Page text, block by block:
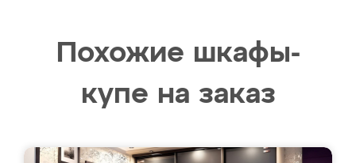
Похожие шкафы-
купе на заказ